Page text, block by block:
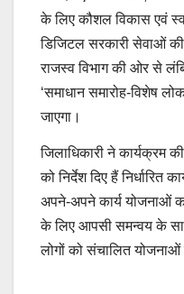
के लिए कौशल विकास एवं
डिजिटल सरकारी सेवाओं की
राजस्व विभाग की ओर से
‘समाधान समारोह-विशेष
जाएगा।
जिलाधिकारी ने कार्यक्रम
को निर्देश दिए हैं निर्धारित
अपने-अपने कार्य योजनाओं
के लिए आपसी समन्वय के
लोगों को संचालित